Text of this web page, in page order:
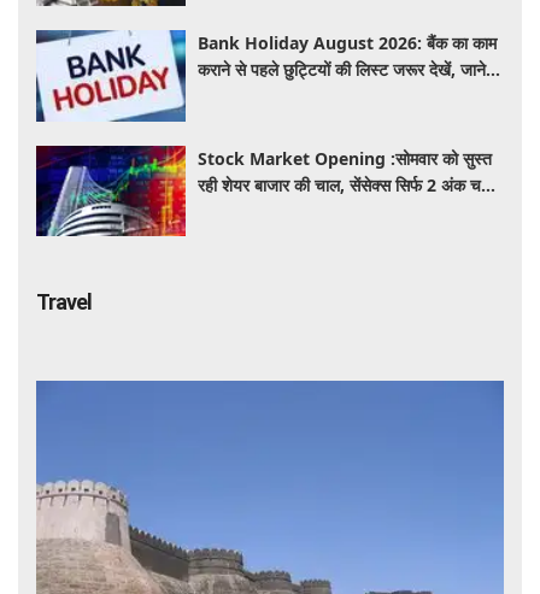
Bank Holiday August 2026: बैंक का काम
कराने से पहले छुट्टियों की लिस्ट जरूर देखें, जाने
Stock Market Opening :सोमवार को सुस्त
रही शेयर बाजार की चाल, सेंसेक्स सिर्फ 2 अंक चढ़ा,
Travel